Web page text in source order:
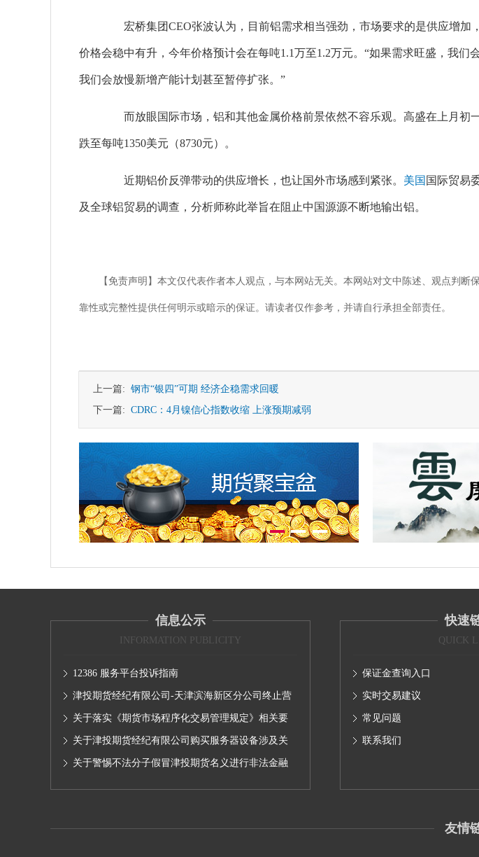
宏桥集团CEO张波认为，目前铝需求相当强劲，市场要求的是供应增加
价格会稳中有升，今年价格预计会在每吨1.1万至1.2万元。“如果需求旺盛，我们
我们会放慢新增产能计划甚至暂停扩张。”
而放眼国际市场，铝和其他金属价格前景依然不容乐观。高盛在上月初
跌至每吨1350美元（8730元）。
近期铝价反弹带动的供应增长，也让国外市场感到紧张。 美国 国际贸易
及全球铝贸易的调查，分析师称此举旨在阻止中国源源不断地输出铝。
【免责声明】本文仅代表作者本人观点，与本网站无关。本网站对文中陈述、观点判断
靠性或完整性提供任何明示或暗示的保证。请读者仅作参考，并请自行承担全部责任。
上一篇: 钢市“银四”可期 经济企稳需求回暖
下一篇: CDRC：4月镍信心指数收缩 上涨预期减弱
信息公示
INFORMATION PUBLICITY
12386 服务平台投诉指南
津投期货经纪有限公司-天津滨海新区分公司终止营
业的公告
关于落实《期货市场程序化交易管理规定》相关要
求,无限易终端版本调整及客户通知
关于津投期货经纪有限公司购买服务器设备涉及关
联交易情况的公示
关于警惕不法分子假冒津投期货名义进行非法金融
快速
QUICK
保证金查询入口
实时交易建议
常见问题
联系我们
友情